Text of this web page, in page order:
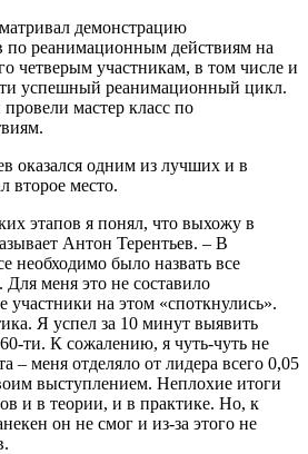
демонстрацию
по реанимационным действиям на
четверым участникам, в том числе и
успешный реанимационный цикл.
мастер класс по
оказался одним из лучших и в
второе место.
этапов я понял, что выхожу в
Антон Терентьев. – В
необходимо было назвать все
меня это не составило
участники на этом «споткнулись».
Я успел за 10 минут выявить
ти. К сожалению, я чуть-чуть не
– меня отделяло от лидера всего 0,05
выступлением. Неплохие итоги
и в теории, и в практике. Но, к
он не смог и из-за этого не